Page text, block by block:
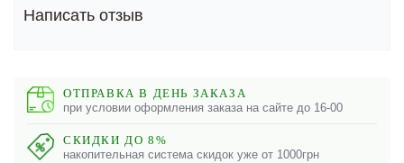
Написать отзыв
ОТПРАВКА В ДЕНЬ ЗАКАЗА
при условии оформления заказа на сайте до 16-00
СКИДКИ ДО 8%
накопительная система скидок уже от 1000грн